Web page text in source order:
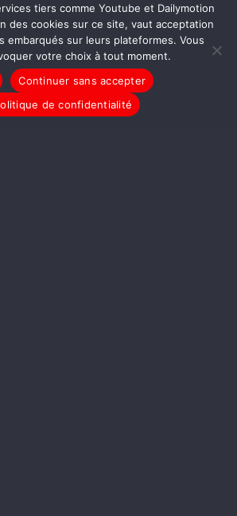
La Rédac'
tiers comme Youtube et Dailymotion
des cookies sur ce site, vaut acceptation
embarqués sur leurs plateformes. Vous
votre choix à tout moment.
Continuer sans accepter
de confidentialité